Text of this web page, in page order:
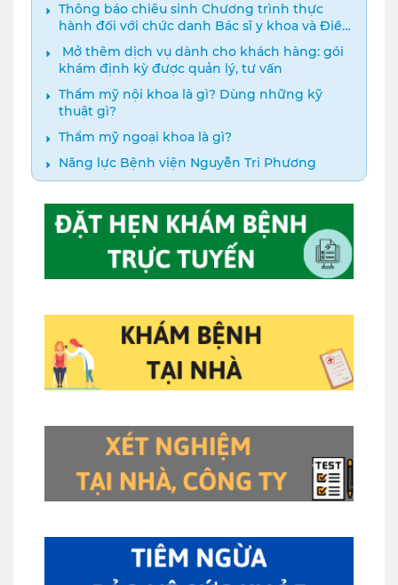
Thông báo chiêu sinh Chương trình thực
hành đối với chức danh Bác sĩ y khoa và Điều
dưỡng năm 2024
️ Mở thêm dịch vụ dành cho khách hàng: gói
khám định kỳ được quản lý, tư vấn
Thẩm mỹ nội khoa là gì? Dùng những kỹ
thuật gì?
Thẩm mỹ ngoại khoa là gì?
Năng lực Bệnh viện Nguyễn Tri Phương